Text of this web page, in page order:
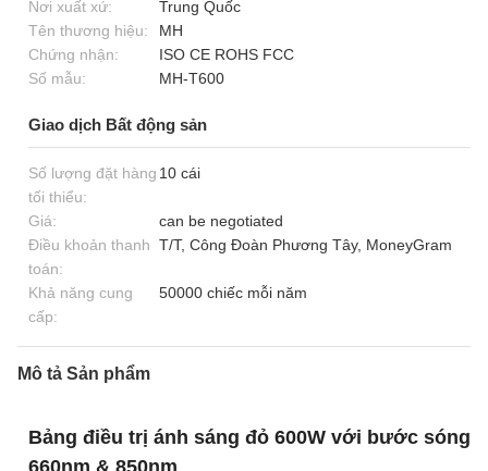
Nơi xuất xứ:
Trung Quốc
Tên thương hiệu:
MH
Chứng nhận:
ISO CE ROHS FCC
Số mẫu:
MH-T600
Giao dịch Bất động sản
Số lượng đặt hàng
tối thiểu:
10 cái
Giá:
can be negotiated
Điều khoản thanh
toán:
T/T, Công Đoàn Phương Tây, MoneyGram
Khả năng cung
cấp:
50000 chiếc mỗi năm
Mô tả Sản phẩm
Bảng điều trị ánh sáng đỏ 600W với bước sóng
660nm & 850nm